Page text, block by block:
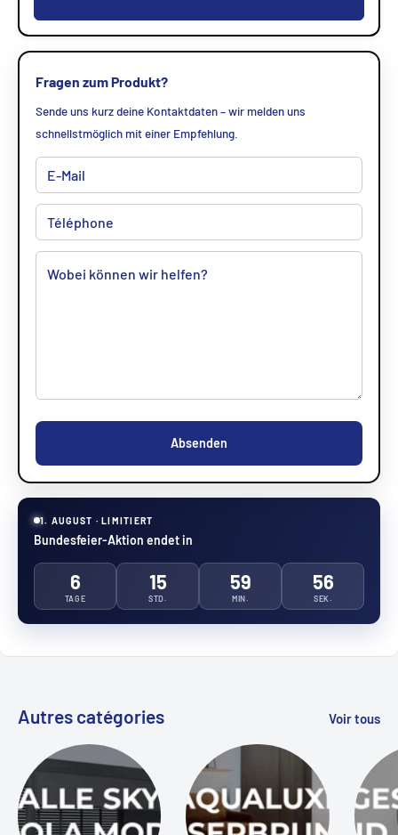
Fragen zum Produkt?
Sende uns kurz deine Kontaktdaten – wir melden uns
schnellstmöglich mit einer Empfehlung.
Absenden
1. AUGUST · LIMITIERT
Bundesfeier-Aktion endet in
6
TAGE
15
STD.
59
MIN.
55
SEK.
Autres catégories Voir tous